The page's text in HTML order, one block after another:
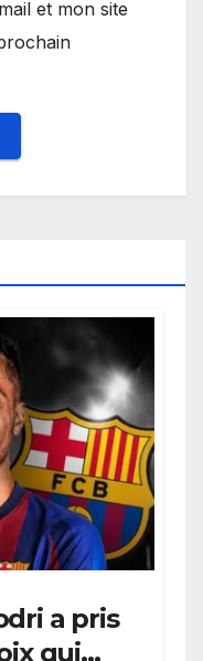
et mon site
a pris
qui